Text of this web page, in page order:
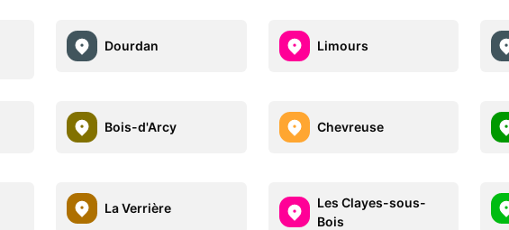
Dourdan Limours
Bois-d'Arcy Chevreuse
La Verrière
Les Clayes-sous-
Bois